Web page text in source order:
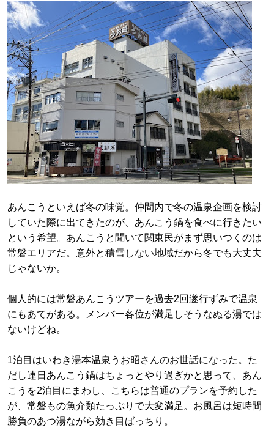
あんこうといえば冬の味覚。仲間内で冬の温泉企画を検討
していた際に出てきたのが、あんこう鍋を食べに行きたい
という希望。あんこうと聞いて関東民がまず思いつくのは
常磐エリアだ。意外と積雪しない地域だから冬でも大丈夫
じゃないか。
個人的には常磐あんこうツアーを過去2回遂行ずみで温泉
にもあてがある。メンバー各位が満足しそうなぬる湯では
ないけどね。
1泊目はいわき湯本温泉うお昭さんのお世話になった。た
だし連日あんこう鍋はちょっとやり過ぎかと思って、あん
こうを2泊目にまわし、こちらは普通のプランを予約した
が、常磐もの魚介類たっぷりで大変満足。お風呂は短時間
勝負のあつ湯ながら効き目ばっちり。